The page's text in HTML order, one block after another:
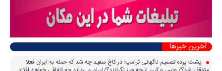
آخرین خبرها
پشت پرده تصمیم ناگهانی ترامپ؛ در کاخ سفید چه شد که حمله به ایران فعلا